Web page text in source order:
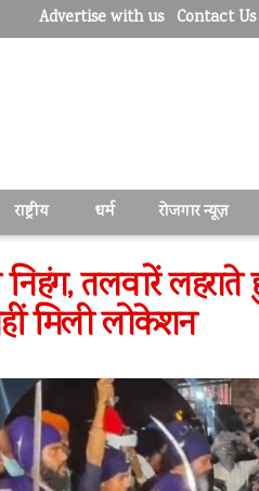
Advertise with us Contact Us
राष्ट्रीय धर्म रोजगार न्यूज़
निहंग, तलवारें
मिली लोकेशन